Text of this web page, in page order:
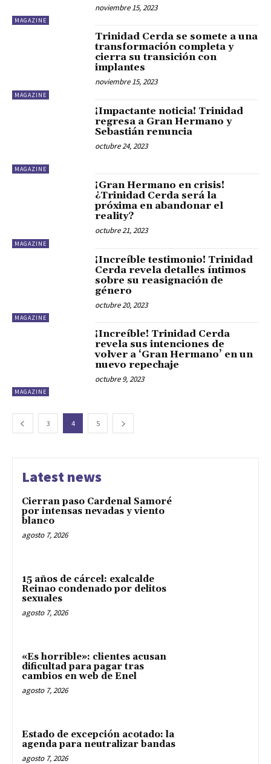
MAGAZINE
noviembre 15, 2023
MAGAZINE
Trinidad Cerda se somete a una
transformación completa y
cierra su transición con
implantes
noviembre 15, 2023
MAGAZINE
¡Impactante noticia! Trinidad
regresa a Gran Hermano y
Sebastián renuncia
octubre 24, 2023
MAGAZINE
¡Gran Hermano en crisis!
¿Trinidad Cerda será la
próxima en abandonar el
reality?
octubre 21, 2023
MAGAZINE
¡Increíble testimonio! Trinidad
Cerda revela detalles íntimos
sobre su reasignación de
género
octubre 20, 2023
MAGAZINE
¡Increíble! Trinidad Cerda
revela sus intenciones de
volver a ‘Gran Hermano’ en un
nuevo repechaje
octubre 9, 2023
3 4 5
Latest news
Cierran paso Cardenal Samoré
por intensas nevadas y viento
blanco
agosto 7, 2026
15 años de cárcel: exalcalde
Reinao condenado por delitos
sexuales
agosto 7, 2026
«Es horrible»: clientes acusan
dificultad para pagar tras
cambios en web de Enel
agosto 7, 2026
Estado de excepción acotado: la
agenda para neutralizar bandas
agosto 7, 2026